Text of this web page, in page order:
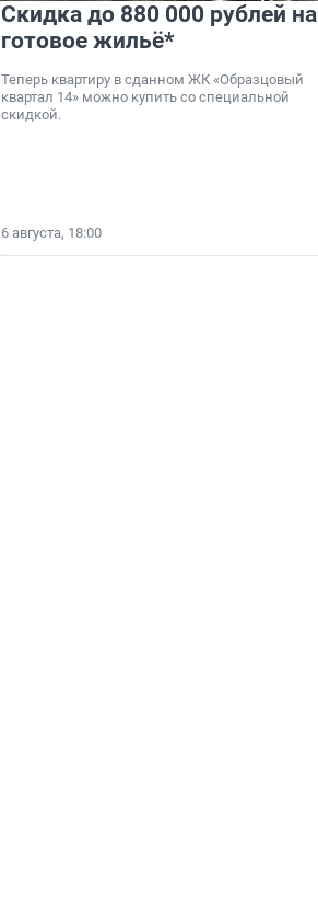
Скидка до 880 000 рублей на
готовое жильё*
Теперь квартиру в сданном ЖК «Образцовый
квартал 14» можно купить со специальной
скидкой.
6 августа, 18:00